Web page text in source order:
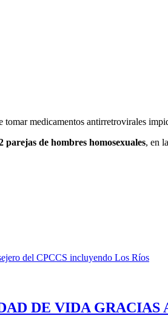
medicamentos antirretrovirales
parejas de hombres homosexuales, en
del CPCCS incluyendo Los Ríos
DE VIDA